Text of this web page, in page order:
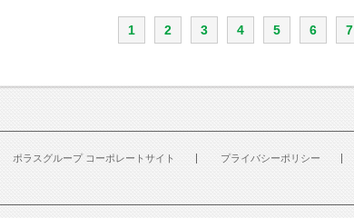
1 2 3 4 5 6 7
ポラスグループ コーポレートサイト
プライバシーポリシー